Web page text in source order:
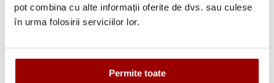
pot combina cu alte informații oferite de dvs. sau culese
în urma folosirii serviciilor lor.
Permite toate
Urmareste-ne pe: